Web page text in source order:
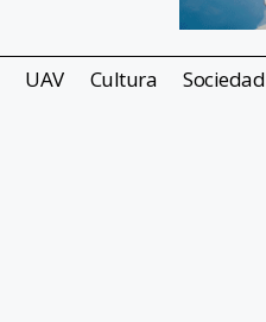
UAV Cultura Sociedad